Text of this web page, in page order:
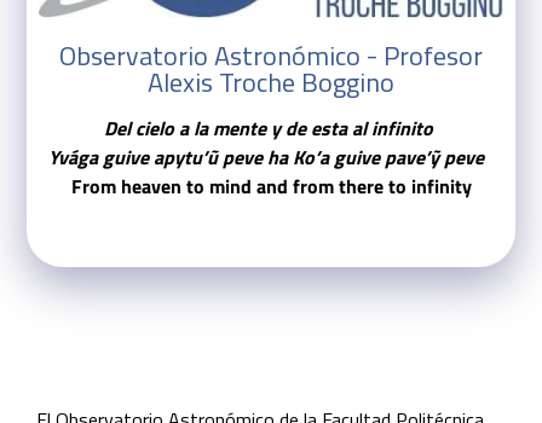
Observatorio Astronómico - Profesor
Alexis Troche Boggino
Del cielo a la mente y de esta al infinito
Yvága guive apytu’ũ peve ha Ko’a guive pave’ỹ peve
From heaven to mind and from there to infinity